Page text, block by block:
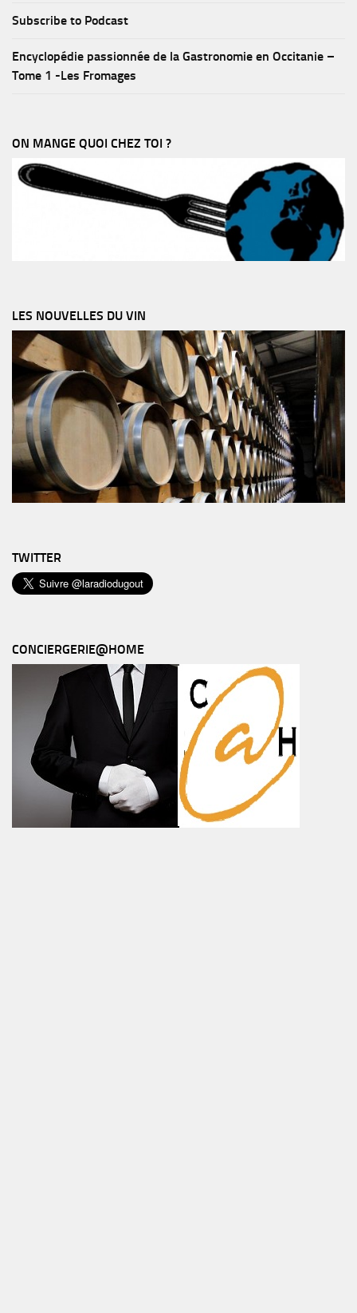
Subscribe to Podcast
Encyclopédie passionnée de la Gastronomie en Occitanie –
Tome 1 -Les Fromages
ON MANGE QUOI CHEZ TOI ?
LES NOUVELLES DU VIN
TWITTER
CONCIERGERIE@HOME